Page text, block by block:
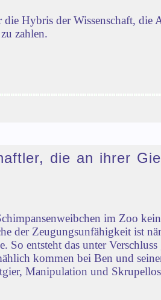
Hybris der Wissenschaft,
zahlen.
die an ihrer
im Zoo
der Zeugungsunfähigkeit ist
entsteht das unter Verschluss
kommen bei Ben und
Manipulation und